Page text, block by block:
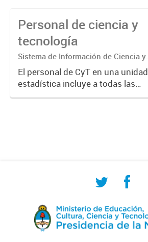
Personal de ciencia y
tecnología
Sistema de Información de Ciencia y
Tecnología Argentino (SICYTAR)
El personal de CyT en una unidad
estadística incluye a todas las
personas involucradas